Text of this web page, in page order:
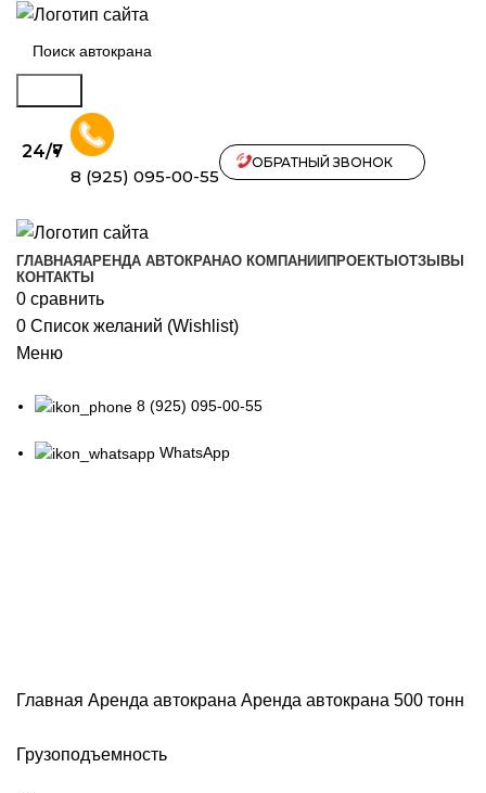
24/7
8 (925) 095-00-55
ОБРАТНЫЙ ЗВОНОК
ГЛАВНАЯАРЕНДА АВТОКРАНАО КОМПАНИИПРОЕКТЫОТЗЫВЫ
КОНТАКТЫ
0 сравнить
0 Список желаний (Wishlist)
Меню
8 (925) 095-00-55
WhatsApp
Главная Аренда автокрана Аренда автокрана 500 тонн
Грузоподъемность